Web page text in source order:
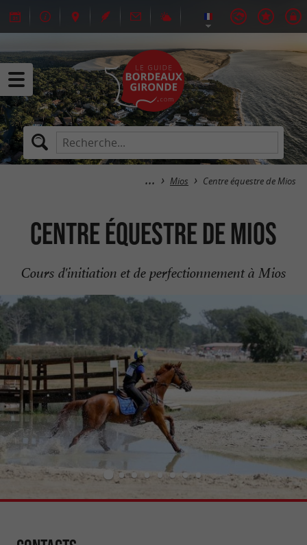
Mios Centre équestre de Mios
Centre équestre de Mios
Cours d'initiation et de perfectionnement à Mios